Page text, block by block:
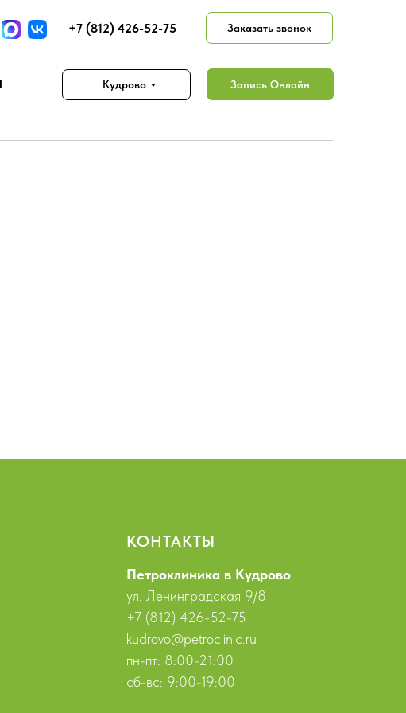
+7 (812) 426-52-75
Запись Онлайн
Заказать звонок
Кудрово
КОНТАКТЫ
Петроклиника в Кудрово
ул. Ленинградская 9/8
+7 (812) 426-52-75
kudrovo@petroclinic.ru
пн-пт: 8:00-21:00
сб-вс: 9:00-19:00